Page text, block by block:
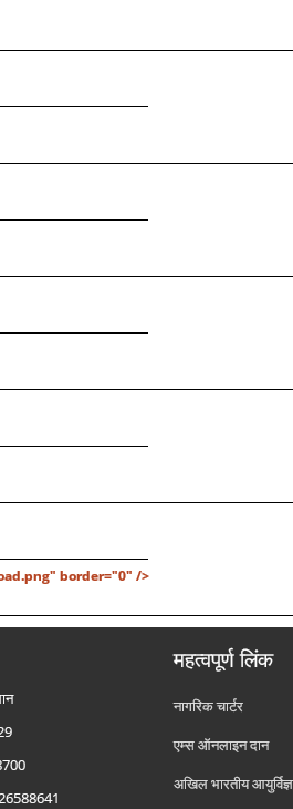
border="0" />
महत्वपूर्ण लिंक
नागरिक चार्टर
एम्स ऑनलाइन दान
अखिल भारतीय